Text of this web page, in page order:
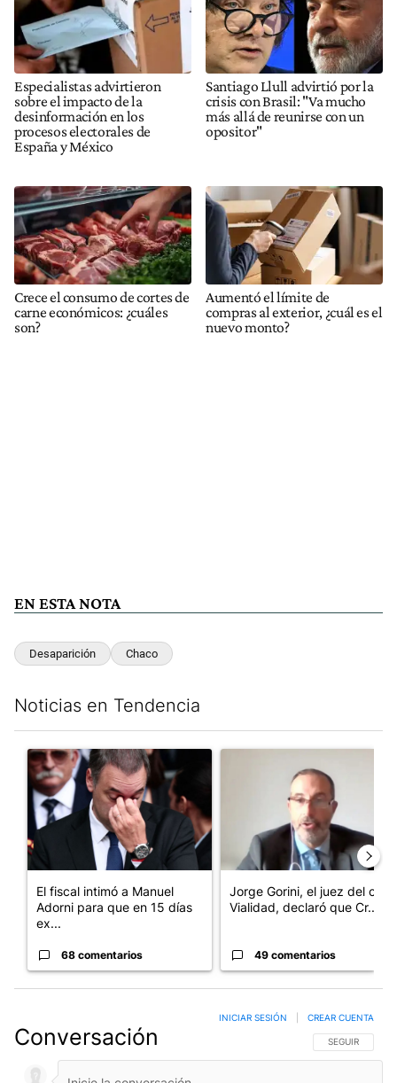
Especialistas advirtieron
sobre el impacto de la
desinformación en los
procesos electorales de
España y México
Santiago Llull advirtió por la
crisis con Brasil: "Va mucho
más allá de reunirse con un
opositor"
Crece el consumo de cortes de
carne económicos: ¿cuáles
son?
Aumentó el límite de
compras al exterior, ¿cuál es el
nuevo monto?
EN ESTA NOTA
Desaparición Chaco
Noticias en Tendencia
Un artículo de tendencia con el título "El fiscal intimó a
El fiscal intimó a Manuel
Adorni para que en 15 días
ex...
68 comentarios
Jorge Gorini, el juez del caso
Vialidad, declaró que Cr...
49 comentarios
Conversación SIGA ESTA
SEGUIR
INICIAR SESIÓN CREAR CUENTA